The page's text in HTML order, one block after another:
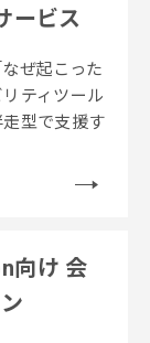
ービス
ぜ起こった
ティツール
型で支援す
向け 会